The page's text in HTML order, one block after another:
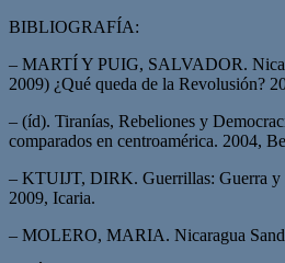
BIBLIOGRAFÍA:
– MARTÍ Y PUIG, SALVADOR.
2009) ¿Qué queda de la Revolusión?
– (íd). Tiranías, Rebeliones y
comparados en centroamérica. 2004,
– KTUIJT, DIRK. Guerrillas: Guerra y
2009, Icaria.
– MOLERO, MARIA. Nicaragua